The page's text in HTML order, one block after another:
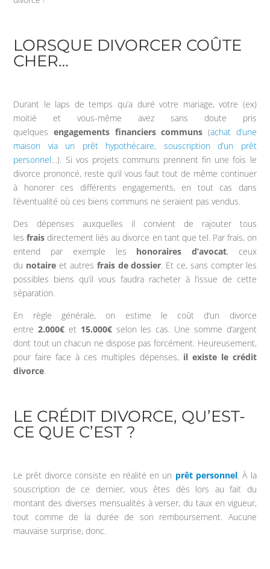
LORSQUE DIVORCER COÛTE
CHER…
Durant le laps de temps qu’a duré votre mariage, votre (ex)
moitié et vous-même avez sans doute pris
quelquesengagements financiers communs (achat d’une
maison via un prêt hypothécaire, souscription d’un prêt
personnel…). Si vos projets communs prennent fin une fois le
divorce prononcé, reste qu’il vous faut tout de même continuer
à honorer ces différents engagements, en tout cas dans
l’éventualité où ces biens communs ne seraient pas vendus.
Des dépenses auxquelles il convient de rajouter tous
lesfrais directement liés au divorce en tant que tel. Par frais, on
entend par exemple les honoraires d’avocat, ceux
du notaire et autres frais de dossier. Et ce, sans compter les
possibles biens qu’il vous faudra racheter à l’issue de cette
séparation.
En règle générale, on estime le coût d’un divorce
entre2.000€ et 15.000€selon les cas. Une somme d’argent
dont tout un chacun ne dispose pas forcément. Heureusement,
pour faire face à ces multiples dépenses, il existe le crédit
divorce.
LE CRÉDIT DIVORCE, QU’EST-
CE QUE C’EST ?
Le prêt divorce consiste en réalité en un prêt personnel. À la
souscription de ce dernier, vous êtes dès lors au fait du
montant des diverses mensualités à verser, du taux en vigueur,
tout comme de la durée de son remboursement. Aucune
mauvaise surprise, donc.